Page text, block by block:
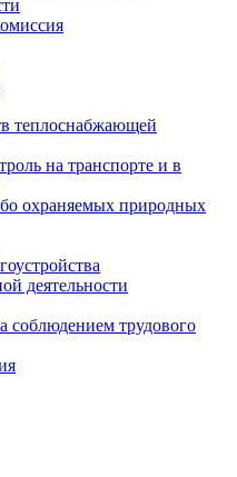
теплоснабжающей
на транспорте и в
охраняемых природных
деятельности
соблюдением трудового